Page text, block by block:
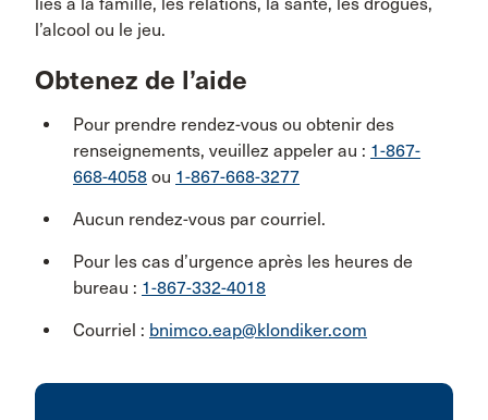
l’alcool ou le jeu.
Obtenez de l’aide
Pour prendre rendez-vous ou obtenir des
renseignements, veuillez appeler au : 1-867-
668-4058 ou 1-867-668-3277
Aucun rendez-vous par courriel.
Pour les cas d’urgence après les heures de
bureau : 1-867-332-4018
Courriel : bnimco.eap@klondiker.com